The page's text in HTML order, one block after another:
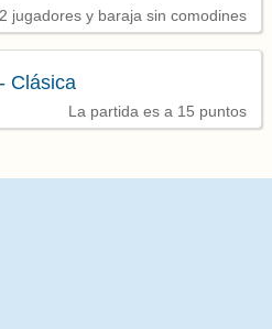
jugadores y baraja sin comodines
La partida es a 15 puntos
Clásica